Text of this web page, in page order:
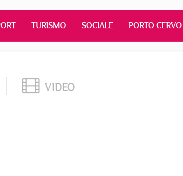
TURISMO SOCIALE PORTO CERVO
VIDEO